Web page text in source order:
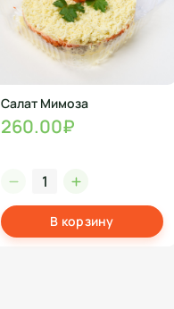
Салат Мимоза
260.00₽
В корзину